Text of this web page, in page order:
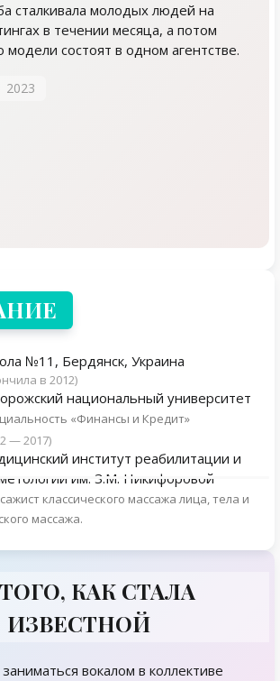
сталкивала молодых людей на
в течении месяца, а потом
модели состоят в одном агентстве.
2023
№11, Бердянск, Украина
в 2012)
национальный университет
«Финансы и Кредит»
— 2017)
институт реабилитации и
им. З.М. Никифоровой
классического массажа лица, тела и
массажа.
КАК СТАЛА
ИЗВЕСТНОЙ
вокалом в коллективе